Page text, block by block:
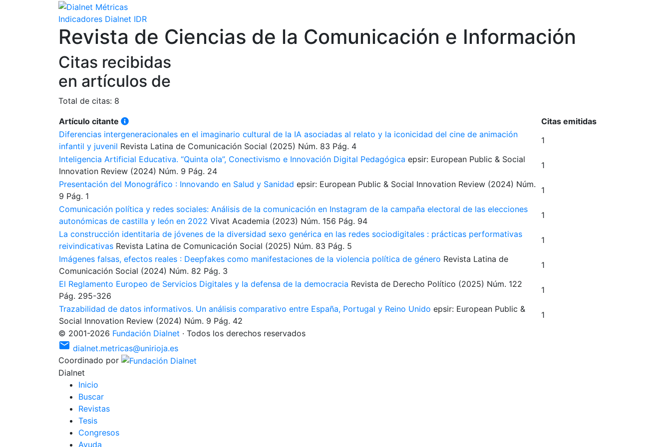
Indicadores Dialnet IDR
Revista de Ciencias de la Comunicación e Información
Citas recibidas
en artículos de
Total de citas: 8
Artículo citante
Citas emitidas
Diferencias intergeneracionales en el imaginario cultural de la IA asociadas al relato y la iconicidad del cine de animación
infantil y juvenil Revista Latina de Comunicación Social (2025) Núm. 83 Pág. 4
1
Inteligencia Artificial Educativa. “Quinta ola”, Conectivismo e Innovación Digital Pedagógica epsir: European Public & Social
Innovation Review (2024) Núm. 9 Pág. 24
1
Presentación del Monográfico : Innovando en Salud y Sanidad epsir: European Public & Social Innovation Review (2024) Núm.
9 Pág. 1
1
Comunicación política y redes sociales: Análisis de la comunicación en Instagram de la campaña electoral de las elecciones
autonómicas de castilla y león en 2022 Vivat Academia (2023) Núm. 156 Pág. 94
1
La construcción identitaria de jóvenes de la diversidad sexo genérica en las redes sociodigitales : prácticas performativas
reivindicativas Revista Latina de Comunicación Social (2025) Núm. 83 Pág. 5
1
Imágenes falsas, efectos reales : Deepfakes como manifestaciones de la violencia política de género Revista Latina de
Comunicación Social (2024) Núm. 82 Pág. 3
1
El Reglamento Europeo de Servicios Digitales y la defensa de la democracia Revista de Derecho Político (2025) Núm. 122
Pág. 295-326
1
Trazabilidad de datos informativos. Un análisis comparativo entre España, Portugal y Reino Unido epsir: European Public &
Social Innovation Review (2024) Núm. 9 Pág. 42
1
© 2001-2026 Fundación Dialnet · Todos los derechos reservados
mail dialnet.metricas@unirioja.es
Coordinado por
Dialnet
Inicio
Buscar
Revistas
Tesis
Congresos
Ayuda